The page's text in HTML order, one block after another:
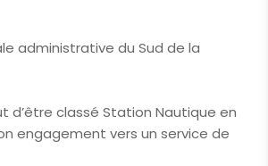
administrative du Sud de la
d’être classé Station Nautique en
engagement vers un service de